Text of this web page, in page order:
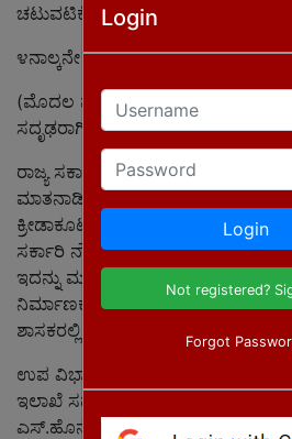
Login
Username
Password
Login
Not registered?
Forgot
ಚಟುವಟಿಕೆಯಲ್ಲಿ
೪ನಾಲ್ಕನೇ ಪುಟಕ್ಕೆ
(ಮೊದಲ ಪುಟದಿಂದ) ಇದರಿಂದ ಮಾನಸಿಕ
ಸದೃಢರಾಗಿರಲು ಸಾಧ್ಯವಾಗಲಿದೆ ಎಂದು
ರಾಜ್ಯ ಸರ್ಕಾರಿ ನೌಕರರ ಜಿಲ್ಲಾ ಸಂಘದ
ಮಾತನಾಡಿ, ಪ್ರತಿ ವರ್ಷದಂತೆ ಈ ವರ್ಷವೂ
ಕ್ರೀಡಾಕೂಟ ಹಾಗೂ ಸಾಂಸ್ಕೃತಿಕ
ಸರ್ಕಾರಿ ನೌಕರರಿಗೆ ಜಿಲ್ಲಾ ಮಟ್ಟದಲ್ಲಿ
ಇದನ್ನು ಮುಂದುವರಿಸುವAತಾಗಬೇಕು.
ನಿರ್ಮಾಣಕ್ಕೆ ಜಾಗವಿದ್ದು, ಹೆಚ್ಚಿನ ಅನುದಾನ
ಶಾಸಕರಲ್ಲಿ ಮನವಿ ಮಾಡಿದರು.
ಉಪ ವಿಭಾಗಾಧಿಕಾರಿ ನಿತಿನ್ ಚಕ್ಕಿ, ಯುವ
ಇಲಾಖೆ ಸಹಾಯಕ ನಿರ್ದೇಶಕಿ
ಎಸ್.ಹೊನ್ನೇಗೌಡ, ಜಿಲ್ಲಾ ಕಾರ್ಯದರ್ಶಿ